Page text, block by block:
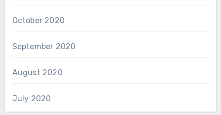
October 2020
September 2020
August 2020
July 2020